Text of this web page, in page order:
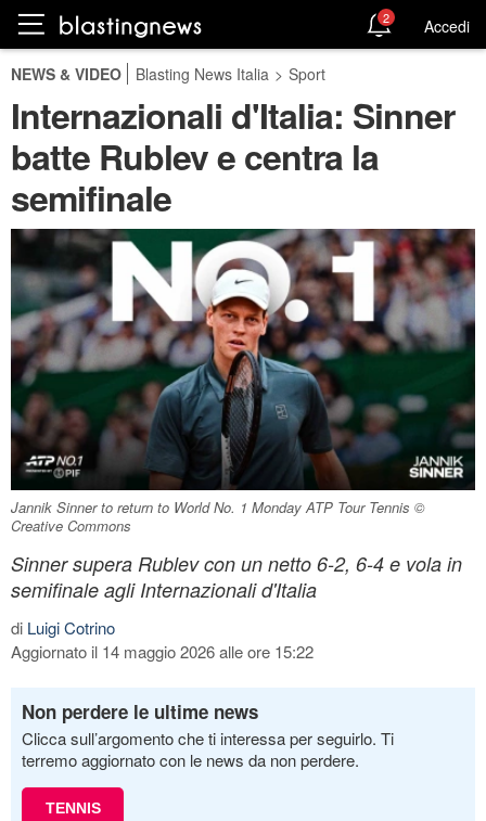
2 Accedi
NEWS & VIDEO Blasting News Italia > Sport
Internazionali d'Italia: Sinner
batte Rublev e centra la
semifinale
Jannik Sinner to return to World No. 1 Monday ATP Tour Tennis ©
Creative Commons
Sinner supera Rublev con un netto 6-2, 6-4 e vola in
semifinale agli Internazionali d'Italia
di Luigi Cotrino
Aggiornato il 14 maggio 2026 alle ore 15:22
Non perdere le ultime news
Clicca sull’argomento che ti interessa per seguirlo. Ti
terremo aggiornato con le news da non perdere.
TENNIS